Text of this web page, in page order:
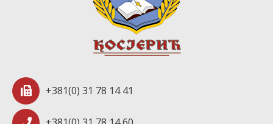
+381(0) 31 78 14 41